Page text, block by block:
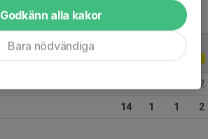
2
14 1 1 2
Godkänn alla kakor
Bara nödvändiga